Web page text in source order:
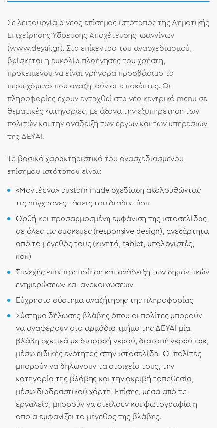
Σε λειτουργία ο νέος επίσημος ιστότοπος της Δημοτικής
Επιχείρησης Ύδρευσης Αποχέτευσης Ιωαννίνων
(www.deyai.gr). Στο επίκεντρο του ανασχεδιασμού,
βρίσκεται η ευκολία πλοήγησης του χρήστη,
προκειμένου να είναι γρήγορα προσβάσιμο το
περιεχόμενο που αναζητούν οι επισκέπτες. Οι
πληροφορίες έχουν ενταχθεί στο νέο κεντρικό menu σε
θεματικές κατηγορίες, με άξονα την εξυπηρέτηση των
πολιτών και την ανάδειξη των έργων και των υπηρεσιών
της ΔΕΥΑΙ.
Τα βασικά χαρακτηριστικά του ανασχεδιασμένου
επίσημου ιστότοπου είναι:
«Μοντέρνα» custom made σχεδίαση ακολουθώντας
τις σύγχρονες τάσεις του διαδικτύου
Ορθή και προσαρμοσμένη εμφάνιση της ιστοσελίδας
σε όλες τις συσκευές (responsive design), ανεξάρτητα
από το μέγεθός τους (κινητά, tablet, υπολογιστές,
κοκ)
Συνεχής επικαιροποίηση και ανάδειξη των σημαντικών
ενημερώσεων και ανακοινώσεων
Εύχρηστο σύστημα αναζήτησης της πληροφορίας
Σύστημα δήλωσης βλάβης όπου οι πολίτες μπορούν
να αναφέρουν στο αρμόδιο τμήμα της ΔΕΥΑΙ μία
βλάβη σχετικά με διαρροή νερού, διακοπή νερού κοκ,
μέσω ειδικής ενότητας στην ιστοσελίδα. Οι πολίτες
μπορούν να δηλώνουν τα στοιχεία τους, την
κατηγορία της βλάβης και την ακριβή τοποθεσία,
μέσω διαδραστικού χάρτη. Επίσης, μέσα από το
εργαλείο, μπορούν να στείλουν και φωτογραφία η
οποία εμφανίζει το μέγεθος της βλάβης.